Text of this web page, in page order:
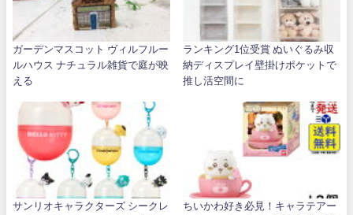
ガーデンマスコット ヴィルフルー
ルハウス ナチュラル雑貨で庭が映
える
ランキング1位受賞 ぬいぐるみ収
納ディスプレイ壁掛けポケットで
推し活空間に
サンリオキャラクターズ シークレ
ちいかわ好き必見！キャラテアー